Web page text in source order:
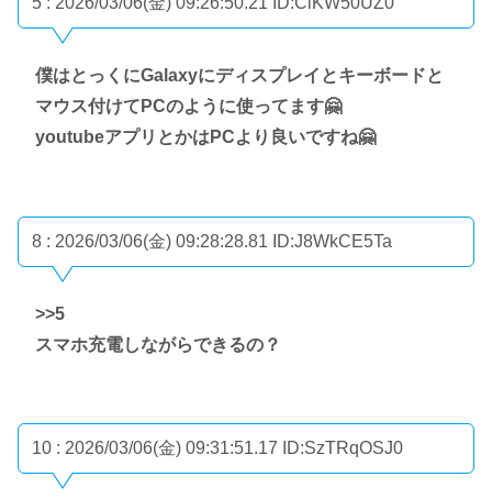
僕はとっくにGalaxyにディスプレイとキーボードと
マウス付けてPCのように使ってます🤗
youtubeアプリとかはPCより良いですね🤗
8 : 2026/03/06(金) 09:28:28.81 ID:J8WkCE5Ta
>>5
スマホ充電しながらできるの？
10 : 2026/03/06(金) 09:31:51.17 ID:SzTRqOSJ0